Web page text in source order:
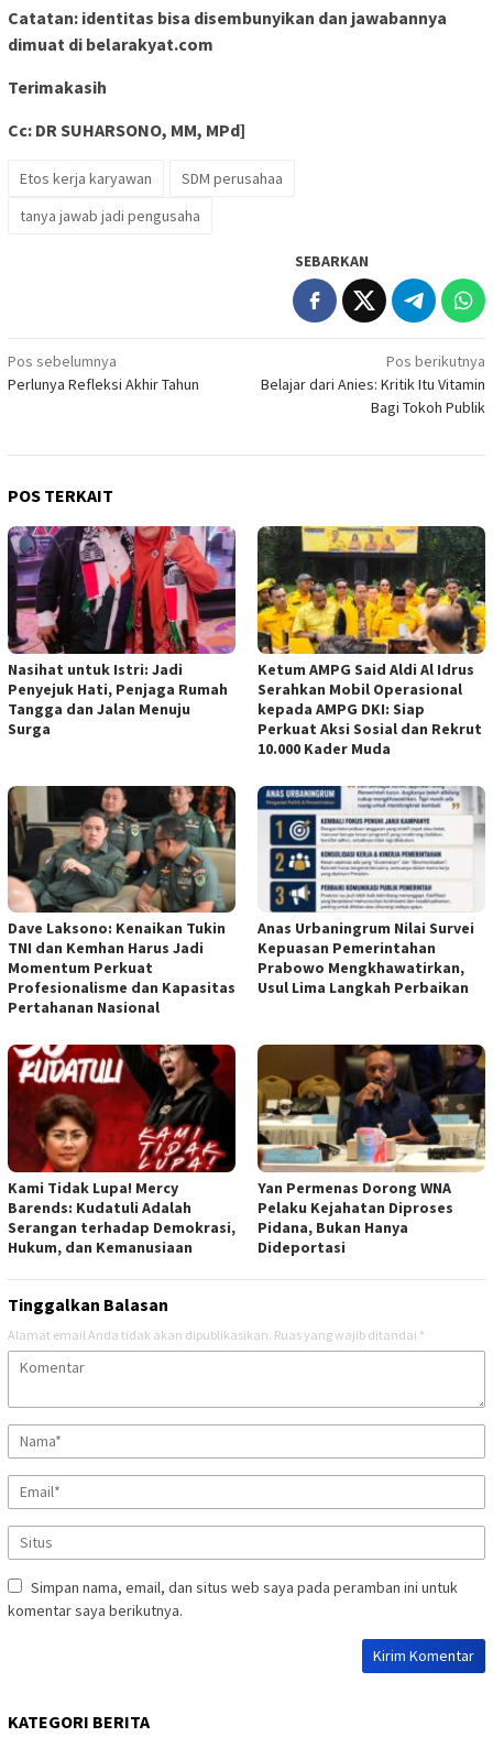
Catatan: identitas bisa disembunyikan dan jawabannya
dimuat di belarakyat.com
Terimakasih
Cc: DR SUHARSONO, MM, MPd]
Etos kerja karyawan
SDM perusahaa
tanya jawab jadi pengusaha
SEBARKAN
Navigasi
pos
Pos sebelumnya
Perlunya Refleksi Akhir Tahun
Pos berikutnya
Belajar dari Anies: Kritik Itu Vitamin
Bagi Tokoh Publik
POS TERKAIT
Nasihat untuk Istri: Jadi
Penyejuk Hati, Penjaga Rumah
Tangga dan Jalan Menuju
Surga
Ketum AMPG Said Aldi Al Idrus
Serahkan Mobil Operasional
kepada AMPG DKI: Siap
Perkuat Aksi Sosial dan Rekrut
10.000 Kader Muda
Dave Laksono: Kenaikan Tukin
TNI dan Kemhan Harus Jadi
Momentum Perkuat
Profesionalisme dan Kapasitas
Pertahanan Nasional
Anas Urbaningrum Nilai Survei
Kepuasan Pemerintahan
Prabowo Mengkhawatirkan,
Usul Lima Langkah Perbaikan
Kami Tidak Lupa! Mercy
Barends: Kudatuli Adalah
Serangan terhadap Demokrasi,
Hukum, dan Kemanusiaan
Yan Permenas Dorong WNA
Pelaku Kejahatan Diproses
Pidana, Bukan Hanya
Dideportasi
Tinggalkan Balasan
Alamat email Anda tidak akan dipublikasikan. Ruas yang wajib ditandai *
Simpan nama, email, dan situs web saya pada peramban ini untuk
komentar saya berikutnya.
KATEGORI BERITA